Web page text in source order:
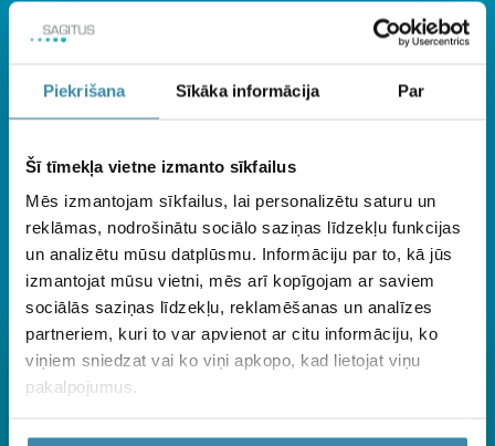
Piekrišana Sīkāka informācija Par
Šī tīmekļa vietne izmanto sīkfailus
Mēs izmantojam sīkfailus, lai personalizētu saturu un
reklāmas, nodrošinātu sociālo saziņas līdzekļu funkcijas
un analizētu mūsu datplūsmu. Informāciju par to, kā jūs
izmantojat mūsu vietni, mēs arī kopīgojam ar saviem
sociālās saziņas līdzekļu, reklamēšanas un analīzes
partneriem, kuri to var apvienot ar citu informāciju, ko
viņiem sniedzat vai ko viņi apkopo, kad lietojat viņu
pakalpojumus.
Ja neredzēji atbildi uz savu jautājumu, sazinies ar mums, un mēs
Ar mums vari sazināties arī zvanot.
+371 25665500
Ozolkalnu iela 11, Mārupe
LV-2167, Latvija
Darba laiks: darba dienās
no plkst. 9.00- 17.00
SIA "SAGITUS" Reģ. nr.:
Vārds*